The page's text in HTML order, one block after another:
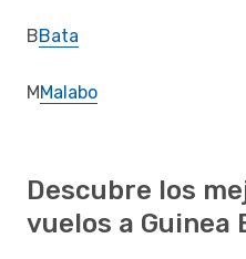
BBata
MMalabo
Descubre los
vuelos a Guinea